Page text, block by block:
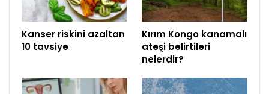
Kanser riskini azaltan
10 tavsiye
Kırım Kongo kanamalı
ateşi belirtileri
nelerdir?